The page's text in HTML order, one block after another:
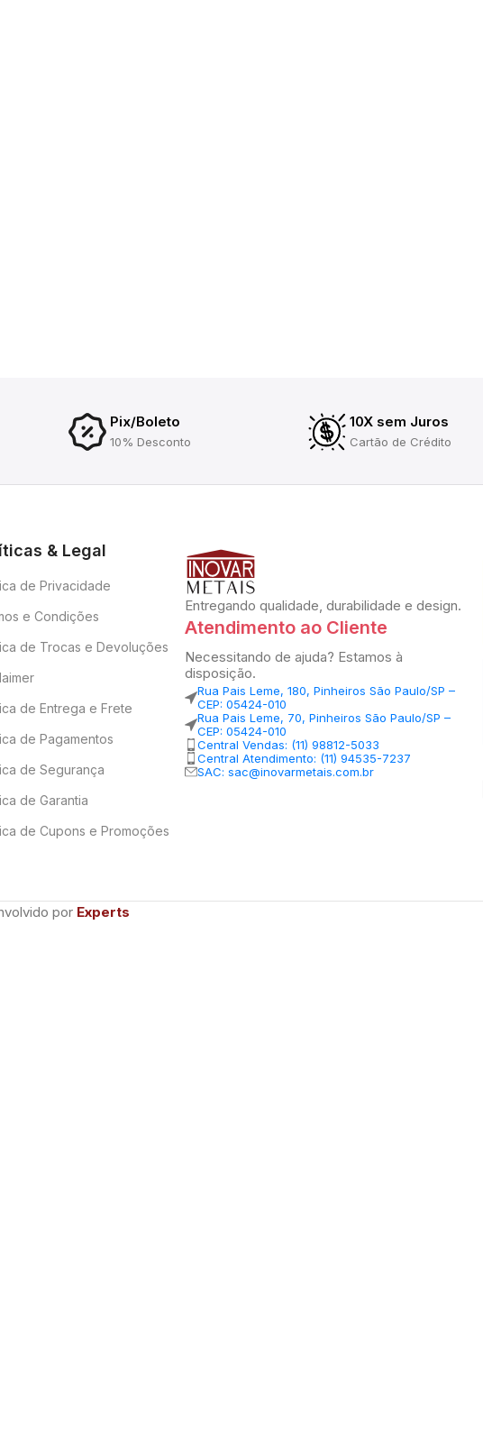
Pix/Boleto
10% Desconto
10X sem Juros
Cartão de Crédito
& Legal
de Privacidade
e Condições
de Trocas e Devoluções
de Entrega e Frete
de Pagamentos
de Segurança
de Garantia
de Cupons e Promoções
Entregando qualidade, durabilidade e design.
Atendimento ao Cliente
Necessitando de ajuda? Estamos à
disposição.
Rua Pais Leme, 180, Pinheiros São Paulo/SP –
CEP: 05424-010
Rua Pais Leme, 70, Pinheiros São Paulo/SP –
CEP: 05424-010
Central Vendas: (11) 98812-5033
Central Atendimento: (11) 94535-7237
SAC: sac@inovarmetais.com.br
por Experts